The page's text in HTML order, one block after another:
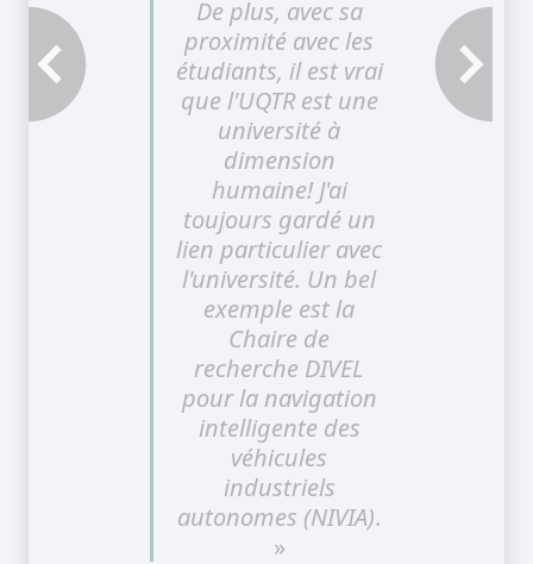
De plus, avec sa
proximité avec les
étudiants, il est vrai
que l'UQTR est une
université à
dimension
humaine! J'ai
toujours gardé un
lien particulier avec
l'université. Un bel
exemple est la
Chaire de
recherche DIVEL
pour la navigation
intelligente des
véhicules
industriels
autonomes (NIVIA).
»
Témoignage précédent